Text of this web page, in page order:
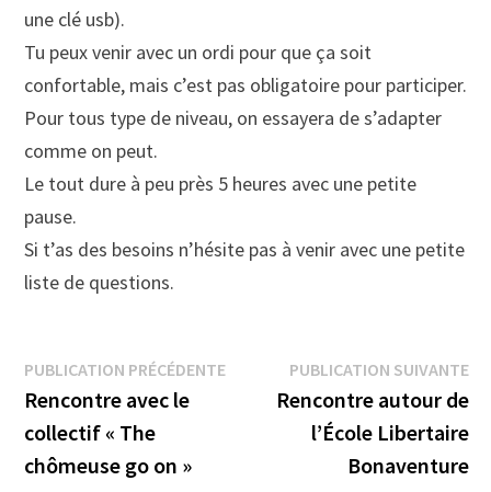
une clé usb).
Tu peux venir avec un ordi pour que ça soit
confortable, mais c’est pas obligatoire pour participer.
Pour tous type de niveau, on essayera de s’adapter
comme on peut.
Le tout dure à peu près 5 heures avec une petite
pause.
Si t’as des besoins n’hésite pas à venir avec une petite
liste de questions.
Navigation
de
l’article
PUBLICATION PRÉCÉDENTEPublication
précédente :
Rencontre avec le
collectif « The
chômeuse go on »
PUBLICATION SUIVANTE
Rencontre autour de
l’École Libertaire
Bonaventure